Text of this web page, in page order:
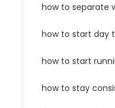
how to separate
how to start day
how to start
how to stay